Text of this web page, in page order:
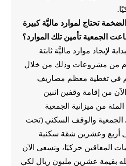
تحتاج لموارد ماليَّة كبيرة
الجمعية تأمين تلك الموارد؟
لإيجاد موارد ماليَّة ثابتة
من مشروعات وذلك من خلال
في تغطية معظم مصاريف
من إقامة وقفين اثنين
ما نسبته 30 في المئة من ميزانية الجمعية
الجمعية والوقف السكني (تحت
أربع وعشرين شقة سكنية
المعاقين حركيًا، ونسعى الآن
بقيمة عشرين مليون ريال لكي